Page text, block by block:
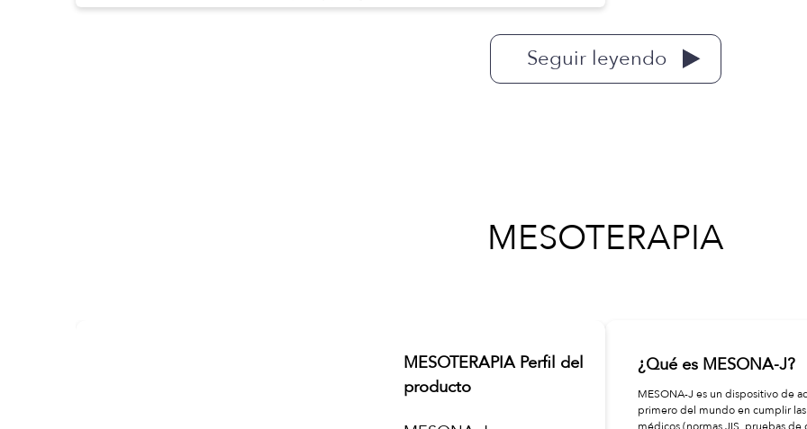
Seguir leyendo
MESOTERAPIA
MESOTERAPIA Perfil del
producto
¿Qué es MESONA-J?
MESONA-J es un dispositivo de
primero del mundo en cumplir
médicos (normas JIS, pruebas